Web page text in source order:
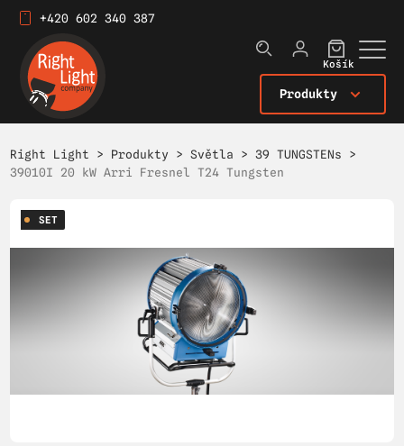
+420 602 340 387
Produkty
Košík
Right Light > Produkty >Světla >39 TUNGSTENs >
39010I 20 kW Arri Fresnel T24 Tungsten
SET